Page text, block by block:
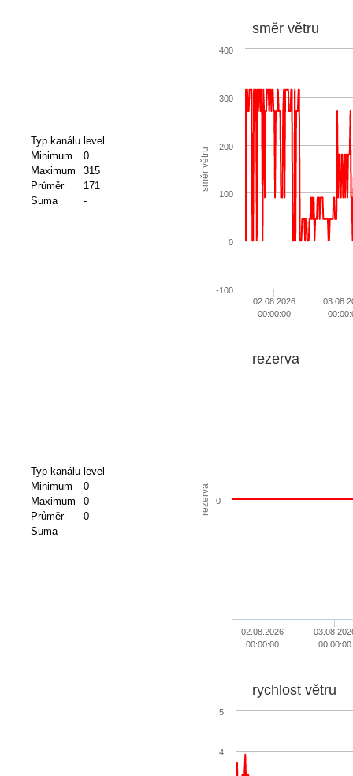
Typ kanálu level
Minimum
0
Maximum
315
Průměr
171
Suma
-
směr větru
směr větru
02.08.2026
00:00:00
0
100
200
300
-100
400
Typ kanálu level
Minimum
0
Maximum
0
Průměr
0
Suma
-
rezerva
rezerva
02.08.2026
00:00:00
00:00:00
0
rychlost větru
4
5